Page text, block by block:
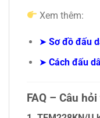
Xem thêm:
➤ Sơ đồ đấu
➤ Cách đấu
FAQ – Câu